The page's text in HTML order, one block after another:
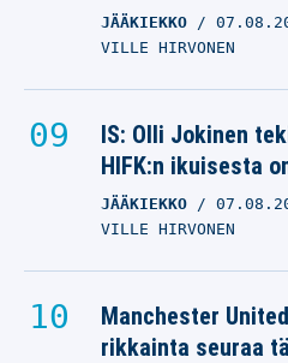
JÄÄKIEKKO
VILLE HIRVONEN
IS: Olli Jokinen
HIFK:n ikuisesta
JÄÄKIEKKO
VILLE HIRVONEN
Manchester
rikkainta seuraa